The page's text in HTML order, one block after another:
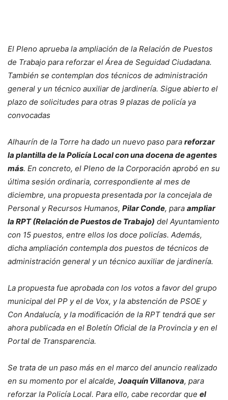
El Pleno aprueba la ampliación de la Relación de Puestos
de Trabajo para reforzar el Área de Seguidad Ciudadana.
También se contemplan dos técnicos de administración
general y un técnico auxiliar de jardinería. Sigue abierto el
plazo de solicitudes para otras 9 plazas de policía ya
convocadas
Alhaurín de la Torre ha dado un nuevo paso para reforzar
la plantilla de la Policía Local con una docena de agentes
más. En concreto, el Pleno de la Corporación aprobó en su
última sesión ordinaria, correspondiente al mes de
diciembre, una propuesta presentada por la concejala de
Personal y Recursos Humanos, Pilar Conde, para ampliar
la RPT (Relación de Puestos de Trabajo) del Ayuntamiento
con 15 puestos, entre ellos los doce policías. Además,
dicha ampliación contempla dos puestos de técnicos de
administración general y un técnico auxiliar de jardinería.
La propuesta fue aprobada con los votos a favor del grupo
municipal del PP y el de Vox, y la abstención de PSOE y
Con Andalucía, y la modificación de la RPT tendrá que ser
ahora publicada en el Boletín Oficial de la Provincia y en el
Portal de Transparencia.
Se trata de un paso más en el marco del anuncio realizado
en su momento por el alcalde, Joaquín Villanova, para
reforzar la Policía Local. Para ello, cabe recordar que el